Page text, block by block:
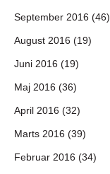
September 2016 (46)
August 2016 (19)
Juni 2016 (19)
Maj 2016 (36)
April 2016 (32)
Marts 2016 (39)
Februar 2016 (34)